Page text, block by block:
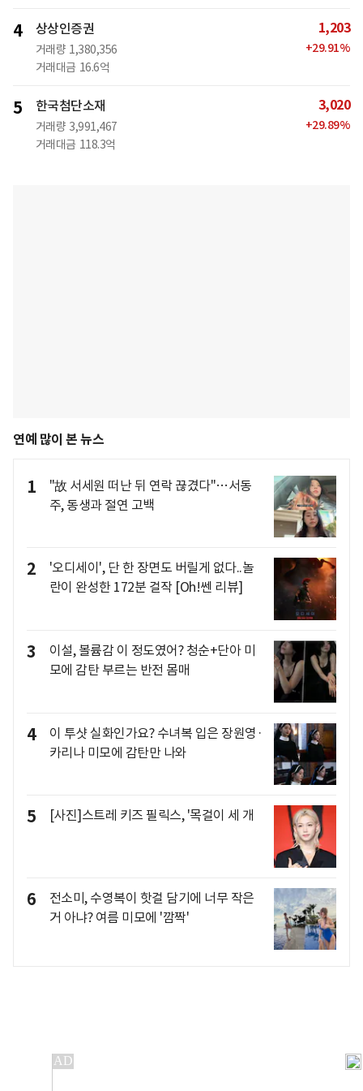
4 상상인증권
거래량 1,380,356
거래대금 16.6억
1,203
+29.91%
5 한국첨단소재
거래량 3,991,467
거래대금 118.3억
3,020
+29.89%
연예 많이 본 뉴스
1
"故 서세원 떠난 뒤 연락 끊겼다"…서동
주, 동생과 절연 고백
2
'오디세이', 단 한 장면도 버릴게 없다..놀
란이 완성한 172분 걸작 [Oh!쎈 리뷰]
3
이설, 볼륨감 이 정도였어? 청순+단아 미
모에 감탄 부르는 반전 몸매
4
이 투샷 실화인가요? 수녀복 입은 장원영·
카리나 미모에 감탄만 나와
5 [사진]스트레 키즈 필릭스, '목걸이 세 개
6
전소미, 수영복이 핫걸 담기에 너무 작은
거 아냐? 여름 미모에 '깜짝'